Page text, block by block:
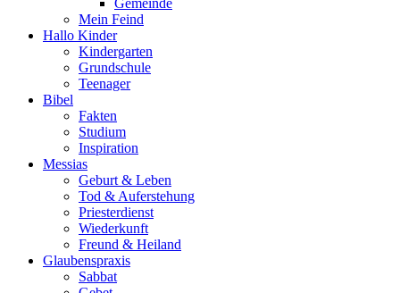
Gemeinde
Mein Feind
Hallo Kinder
Kindergarten
Grundschule
Teenager
Bibel
Fakten
Studium
Inspiration
Messias
Geburt & Leben
Tod & Auferstehung
Priesterdienst
Wiederkunft
Freund & Heiland
Glaubenspraxis
Sabbat